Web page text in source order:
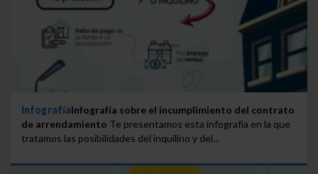
InfografíaInfografía sobre el incumplimiento del contrato
de arrendamiento Te presentamos esta infografía en la que
tratamos las posibilidades del inquilino y del...